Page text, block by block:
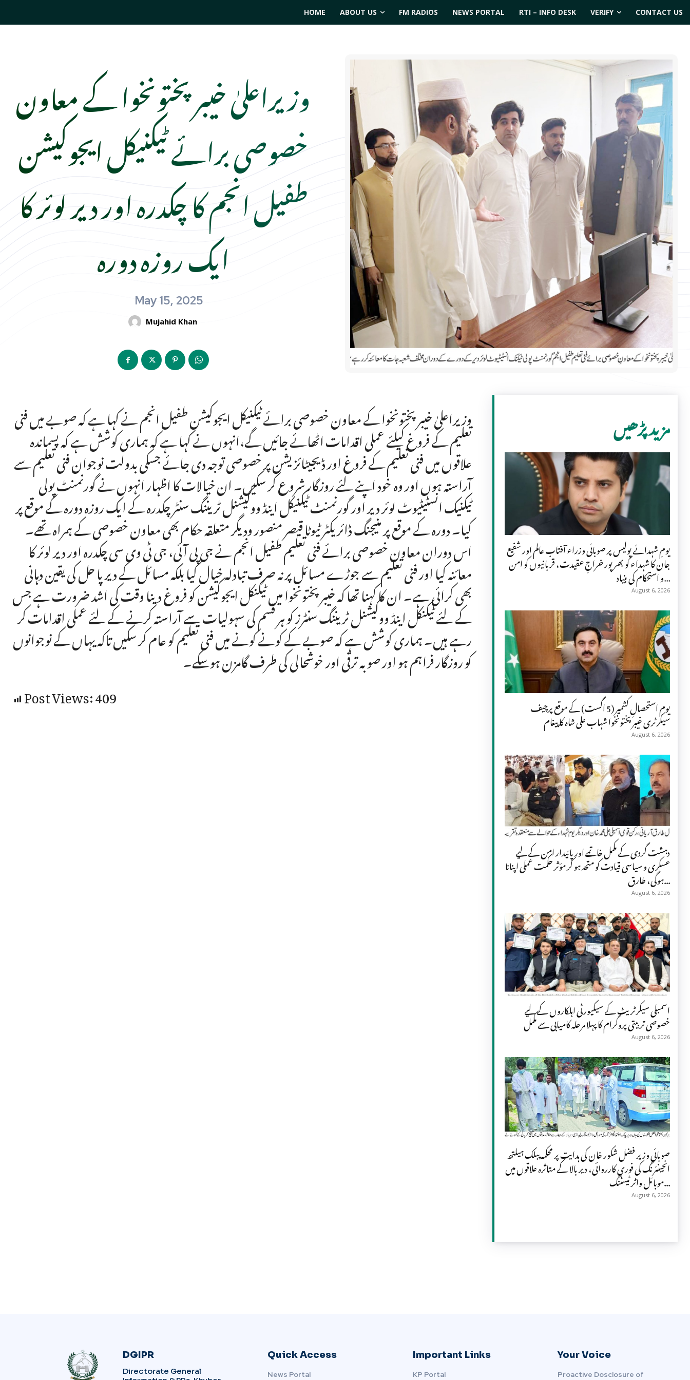
HOME ABOUT US FM RADIOS NEWS PORTAL RTI – INFO DESK VERIFY CONTACT US
وزیراعلیٰ خیبرپختونخوا کے معاون
خصوصی برائے ٹیکنیکل ایجوکیشن
طفیل انجم کا چکدرہ اور دیر لوئر کا
ایک روزہ دورہ
May 15, 2025
Mujahid Khan
وزیراعلیٰ خیبرپختونخوا کے معاون خصوصی برائے ٹیکنیکل ایجوکیشن طفیل انجم نے کہا ہے کہ صوبے میں فنی
تعلیم کے فروغ کیلئے عملی اقدامات اٹھائے جائیں گے،انہوں نے کہا ہے کہ ہماری کوشش ہے کہ پسماندہ
علاقوں میں فنی تعلیم کے فروغ اور ڈیجیٹائز یشن پر خصوصی توجہ دی جائے جسکی بدولت نوجوان فنی تعلیم سے
آراستہ ہوں اور وہ خود اپنے لئے روزگار شروع کر سکیں۔ ان خیالات کا اظہار انہوں نے گورنمنٹ پولی
ٹیکنیک انسٹیٹیوٹ لوئر دیر اور گورنمنٹ ٹیکنیکل اینڈ ووکیشنل ٹریننگ سنٹر چکدرہ کے ایک روزہ دورہ کے موقع پر
کیا۔ دورہ کے موقع پر منیجنگ ڈائریکٹر ٹیوٹا قیصر منصور ودیگر متعلقہ حکام بھی معاون خصوصی کے ہمراہ تھے۔
اس دوران معاون خصوصی برائے فنی تعلیم طفیل انجم نے جی پی آئی، جی ٹی وی سی چکدرہ اور دیر لوئر کا
معائنہ کیا اور فنی تعلیم سے جوڑے مسائل پرنہ صرف تبادلہ خیال کیا بلکہ مسائل کے دیرپا حل کی یقین دہانی
بھی کرائی ہے۔ ان کا کہنا تھا کہ خیبر پختونخوا میں ٹیکنکل ایجوکیشن کو فروغ دینا وقت کی اشد ضرورت ہے جس
کے لئے ٹیکنکل اینڈ ووکیشنل ٹریننگ سنٹرز کو ہر قسم کی سہولیات سے آراستہ کرنے کے لئے عملی اقدامات کر
رہے ہیں۔ ہماری کوشش ہے کہ صوبے کے کونے کونے میں فنی تعلیم کو عام کر سکیں تاکہ یہاں کے نوجوانوں
کو روزگار فراہم ہو اور صوبہ ترقی اور خوشحالی کی طرف گامزن ہوسکے۔
Post Views:409
مزید پڑھیں
یومِ شہدائے پولیس پر صوبائی وزراء آفتاب عالم اور شفیع
جان کا شہداء کو بھرپور خراجِ عقیدت، قربانیوں کو امن
و استحکام کی بنیاد...
August 6, 2026
یومِ استحصالِ کشمیر (5 اگست) کے موقع پرچیف
سیکرٹری خیبر پختونخوا شہاب علی شاہ کا پیغام
August 6, 2026
دہشت گردی کے مکمل خاتمے اور پائیدار امن کے لیے
عسکری و سیاسی قیادت کو متحد ہو کر مؤثر حکمت عملی اپنانا
ہوگی، طارق...
August 6, 2026
اسمبلی سیکرٹریٹ کے سیکیورٹی اہلکاروں کے لیے
خصوصی تربیتی پروگرام کا پہلا مرحلہ کامیابی سے مکمل
August 6, 2026
صوبائی وزیر فضل شکور خان کی ہدایت پر محکمہ پبلک ہیلتھ
انجینئرنگ کی فوری کارروائی، دیر بالا کے متاثرہ علاقوں میں
موبائل واٹر ٹیسٹنگ...
August 6, 2026
DGIPR
Directorate General
Quick Access
News Portal
Important Links
KP Portal
Your Voice
Proactive Dosclosure of